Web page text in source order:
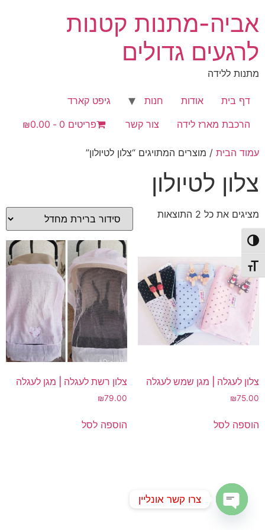
הפעל/כבה ניגודיות גבוהה
מתג גודל גופן
לתוכן
אביה-מתנות קטנות
לרגעים גדולים
מתנות ללידה
דף בית אודות חנות
גיפט קארד
הרכבת מארז לידה
צור קשר פריטים 0 ₪0.00
עמוד הבית / מוצרים המתויגים “צלון לטיולון”
צלון לטיולון
מציגים את כל ⁦2⁩ התוצאות
צלון לעגלה | מגן שמש לעגלה
₪75.00
הוספה לסל
צלון רשת לעגלה | מגן לעגלה
₪79.00
הוספה לסל
צרו קשר אונליין